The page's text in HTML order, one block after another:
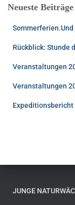
Neueste Beiträge
Rückblick: Stunde
Veranstaltungen
Veranstaltungen
JUNGE